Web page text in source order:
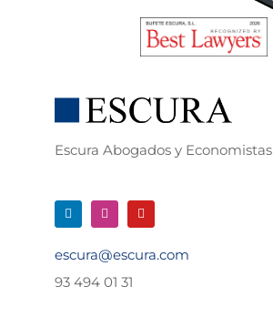
Escura Abogados y Economistas
escura@escura.com
93 494 01 31